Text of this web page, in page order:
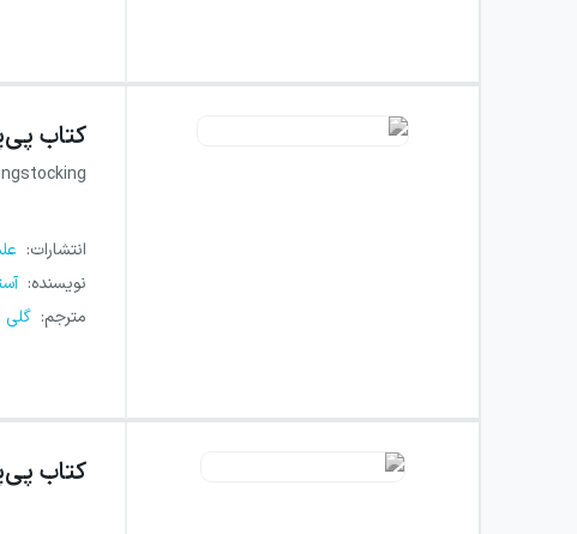
کتاب
انتشارات:
نویسنده:
مترجم: گلی
کتاب